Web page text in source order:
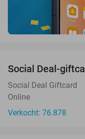
Social Deal-
Social Deal Giftcard
Online
Verkocht: 76.878